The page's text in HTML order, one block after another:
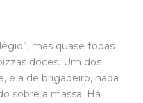
mas quase todas
doces. Um dos
é a de brigadeiro, nada
sobre a massa. Há